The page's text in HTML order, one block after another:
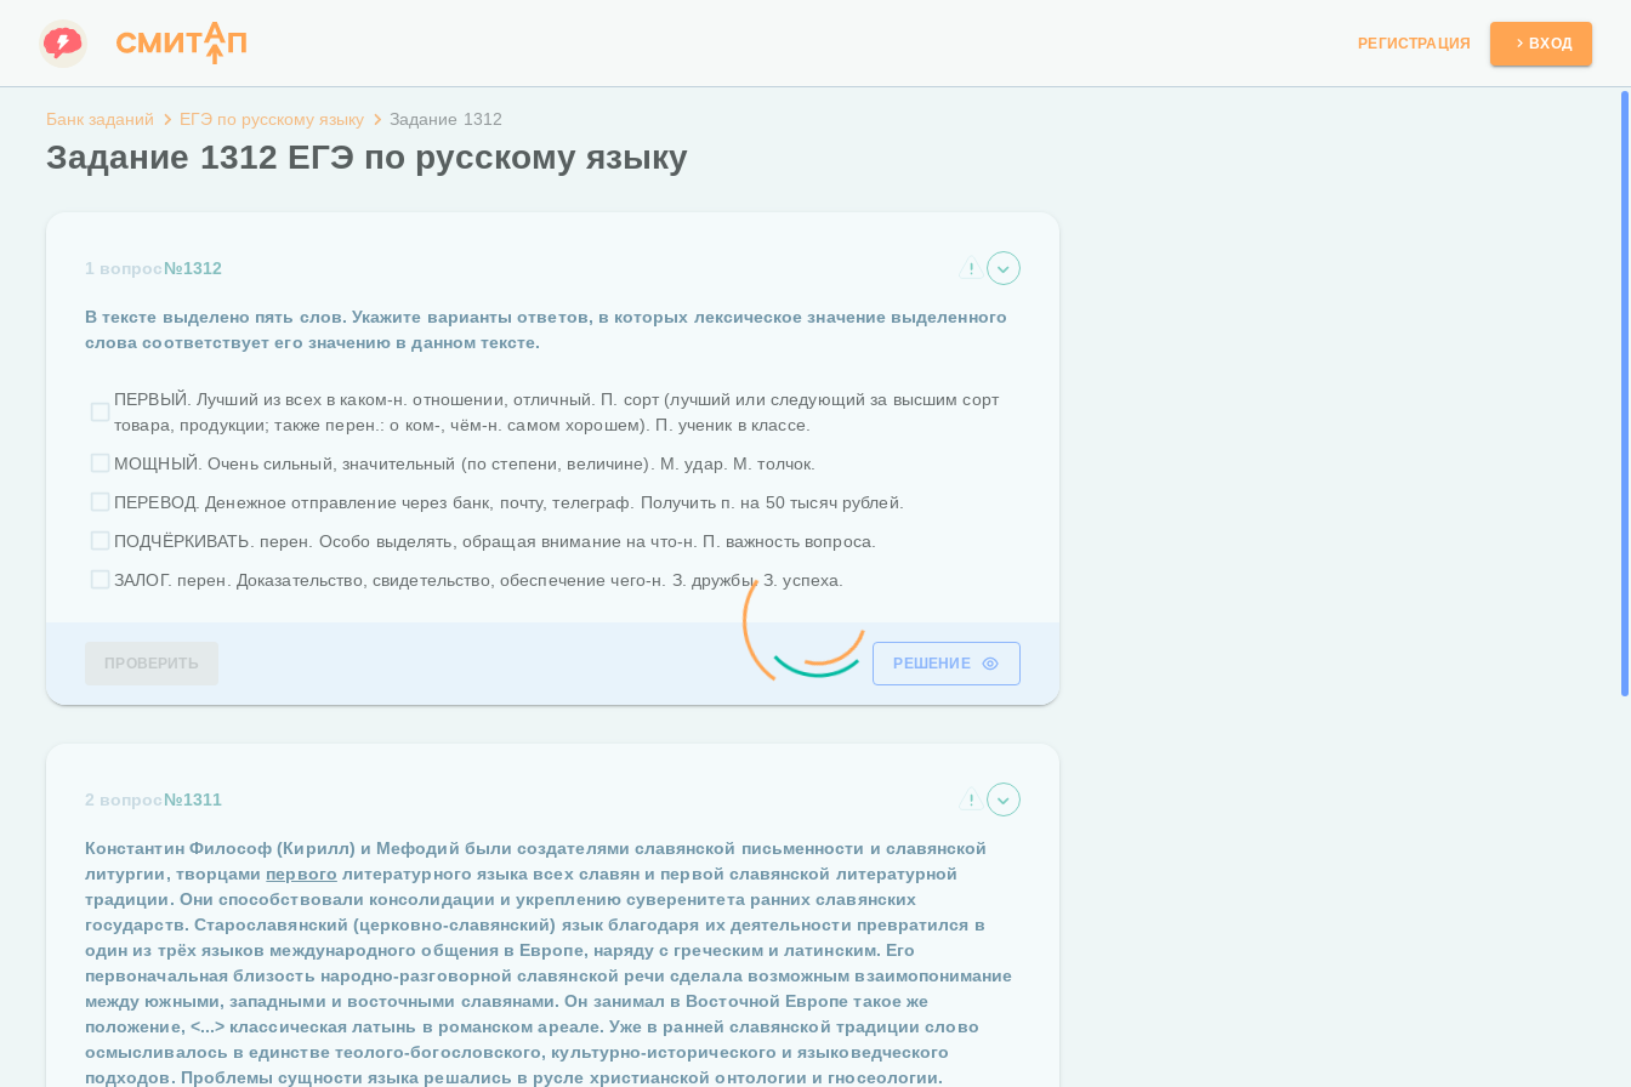
РЕГИСТРАЦИЯ ВХОД
Банк заданий ЕГЭ по русскому языку Задание 1312
Задание 1312 ЕГЭ по русскому языку
1 вопрос№1312
В тексте выделено пять слов. Укажите варианты ответов, в которых лексическое значение выделенного
слова соответствует его значению в данном тексте.
ПЕРВЫЙ. Лучший из всех в каком-н. отношении, отличный. П. сорт (лучший или следующий за высшим сорт
товара, продукции; также перен.: о ком-, чём-н. самом хорошем). П. ученик в классе.
МОЩНЫЙ. Очень сильный, значительный (по степени, величине). М. удар. М. толчок.
ПЕРЕВОД. Денежное отправление через банк, почту, телеграф. Получить п. на 50 тысяч рублей.
ПОДЧЁРКИВАТЬ. перен. Особо выделять, обращая внимание на что-н. П. важность вопроса.
ЗАЛОГ. перен. Доказательство, свидетельство, обеспечение чего-н. З. дружбы. З. успеха.
ПРОВЕРИТЬ РЕШЕНИЕ
2 вопрос№1311
Константин Философ (Кирилл) и Мефодий были создателями славянской письменности и славянской
литургии, творцами первого литературного языка всех славян и первой славянской литературной
традиции. Они способствовали консолидации и укреплению суверенитета ранних славянских
государств. Старославянский (церковно-славянский) язык благодаря их деятельности превратился в
один из трёх языков международного общения в Европе, наряду с греческим и латинским. Его
первоначальная близость народно-разговорной славянской речи сделала возможным взаимопонимание
между южными, западными и восточными славянами. Он занимал в Восточной Европе такое же
положение, <...> классическая латынь в романском ареале. Уже в ранней славянской традиции слово
осмысливалось в единстве теолого-богословского, культурно-исторического и языковедческого
подходов. Проблемы сущности языка решались в русле христианской онтологии и гносеологии.